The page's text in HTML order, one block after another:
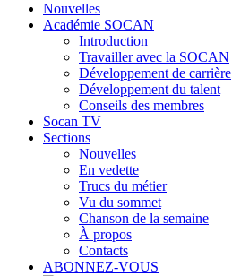
Nouvelles
Académie SOCAN
Introduction
Travailler avec la SOCAN
Développement de carrière
Développement du talent
Conseils des membres
Socan TV
Sections
Nouvelles
En vedette
Trucs du métier
Vu du sommet
Chanson de la semaine
À propos
Contacts
ABONNEZ-VOUS